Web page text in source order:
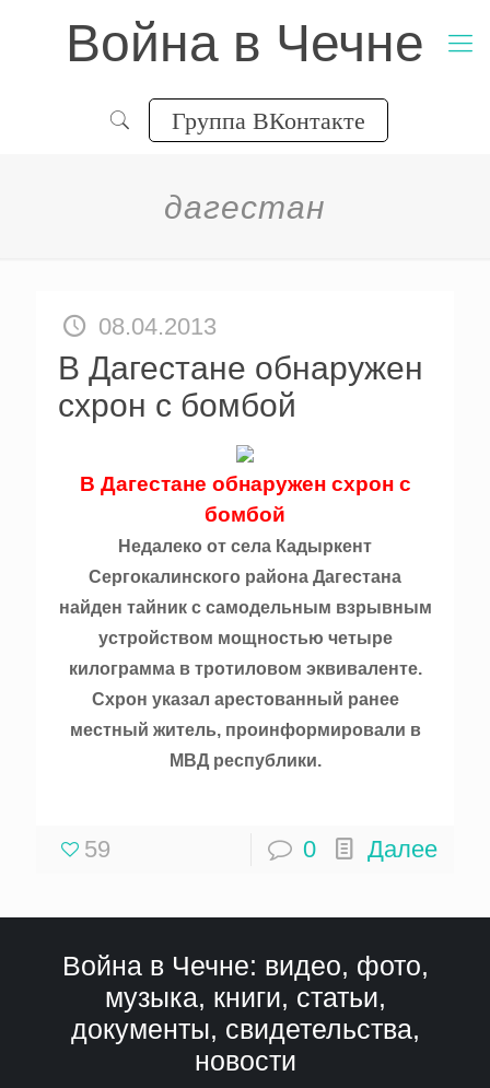
Война в Чечне
Группа ВКонтакте
дагестан
08.04.2013
В Дагестане обнаружен
схрон с бомбой
В Дагестане обнаружен схрон с
бомбой
Недалеко от села Кадыркент
Сергокалинского района Дагестана
найден тайник с самодельным взрывным
устройством мощностью четыре
килограмма в тротиловом эквиваленте.
Схрон указал арестованный ранее
местный житель, проинформировали в
МВД республики.
59 0 Далее
Война в Чечне: видео, фото,
музыка, книги, статьи,
документы, свидетельства,
новости